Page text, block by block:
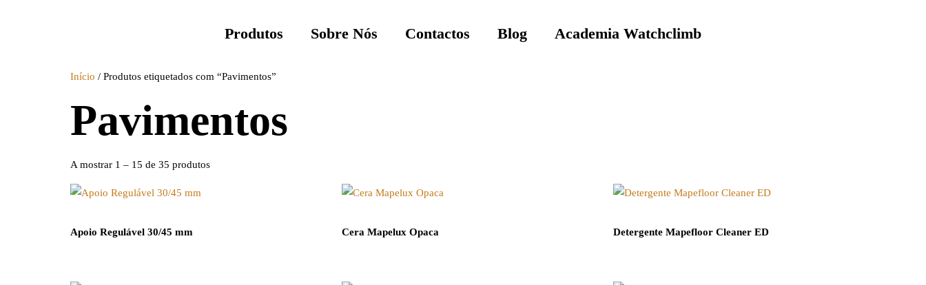
Produtos Sobre Nós Contactos Blog Academia Watchclimb
Início / Produtos etiquetados com “Pavimentos”
Pavimentos
A mostrar 1 – 15 de 35 produtos
Apoio Regulável 30/45 mm Cera Mapelux Opaca Detergente Mapefloor Cleaner ED